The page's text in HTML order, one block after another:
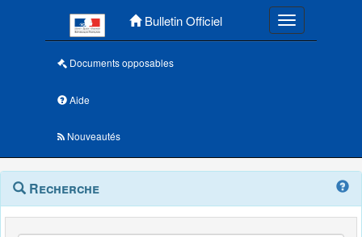
Bulletin Officiel Toggle
Documents opposables
Aide
Nouveautés
Navigation
outils
Menu
contextuel
Recherche